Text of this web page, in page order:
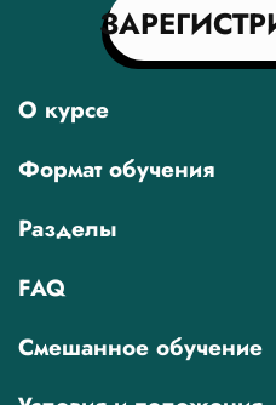
О курсе
Формат обучения
Разделы
FAQ
Смешанное обучение